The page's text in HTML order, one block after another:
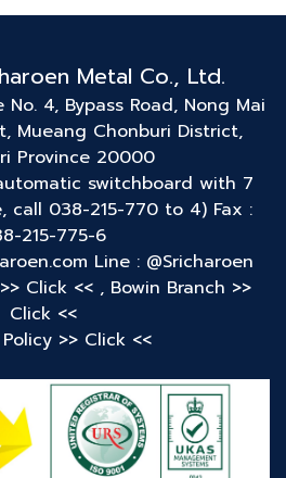
Metal Co., Ltd.
4, Bypass Road, Nong Mai
Mueang Chonburi District,
Province 20000
switchboard with 7
call 038-215-770 to 4) Fax :
215-775-6
Line : @Sricharoen
>> Click << , Bowin Branch >>
Click <<
>> Click <<